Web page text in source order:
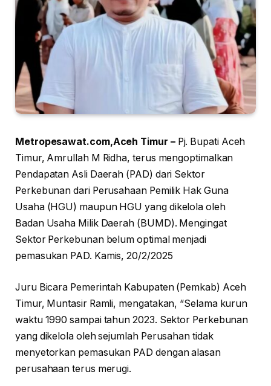
Metropesawat.com,Aceh Timur – Pj. Bupati Aceh
Timur, Amrullah M Ridha, terus mengoptimalkan
Pendapatan Asli Daerah (PAD) dari Sektor
Perkebunan dari Perusahaan Pemilik Hak Guna
Usaha (HGU) maupun HGU yang dikelola oleh
Badan Usaha Milik Daerah (BUMD). Mengingat
Sektor Perkebunan belum optimal menjadi
pemasukan PAD. Kamis, 20/2/2025
Juru Bicara Pemerintah Kabupaten (Pemkab) Aceh
Timur, Muntasir Ramli, mengatakan, “Selama kurun
waktu 1990 sampai tahun 2023. Sektor Perkebunan
yang dikelola oleh sejumlah Perusahan tidak
menyetorkan pemasukan PAD dengan alasan
perusahaan terus merugi.